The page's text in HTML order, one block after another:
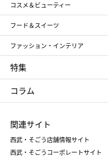
メンズ
スポーツ・アウトドア
お中元
コスメ＆ビューティー
SHISEIDO
ポール&ジョー ボーテ
NARS
RMK
クリニーク
フード＆スイーツ
アンリ・シャルパンティエ
ゴディバ
たねや
ねんりん家
ファッション・インテリア
ポロ ラルフ ローレン
タケオ キクチ
シュタイフ
特集
お中元
ひな人形
父の日
クリスマスケーキ
コラム
菓子折り
和菓子
人気のギフト
関連サイト
西武・そごう店舗情報サイト
西武・そごうコーポレートサイト